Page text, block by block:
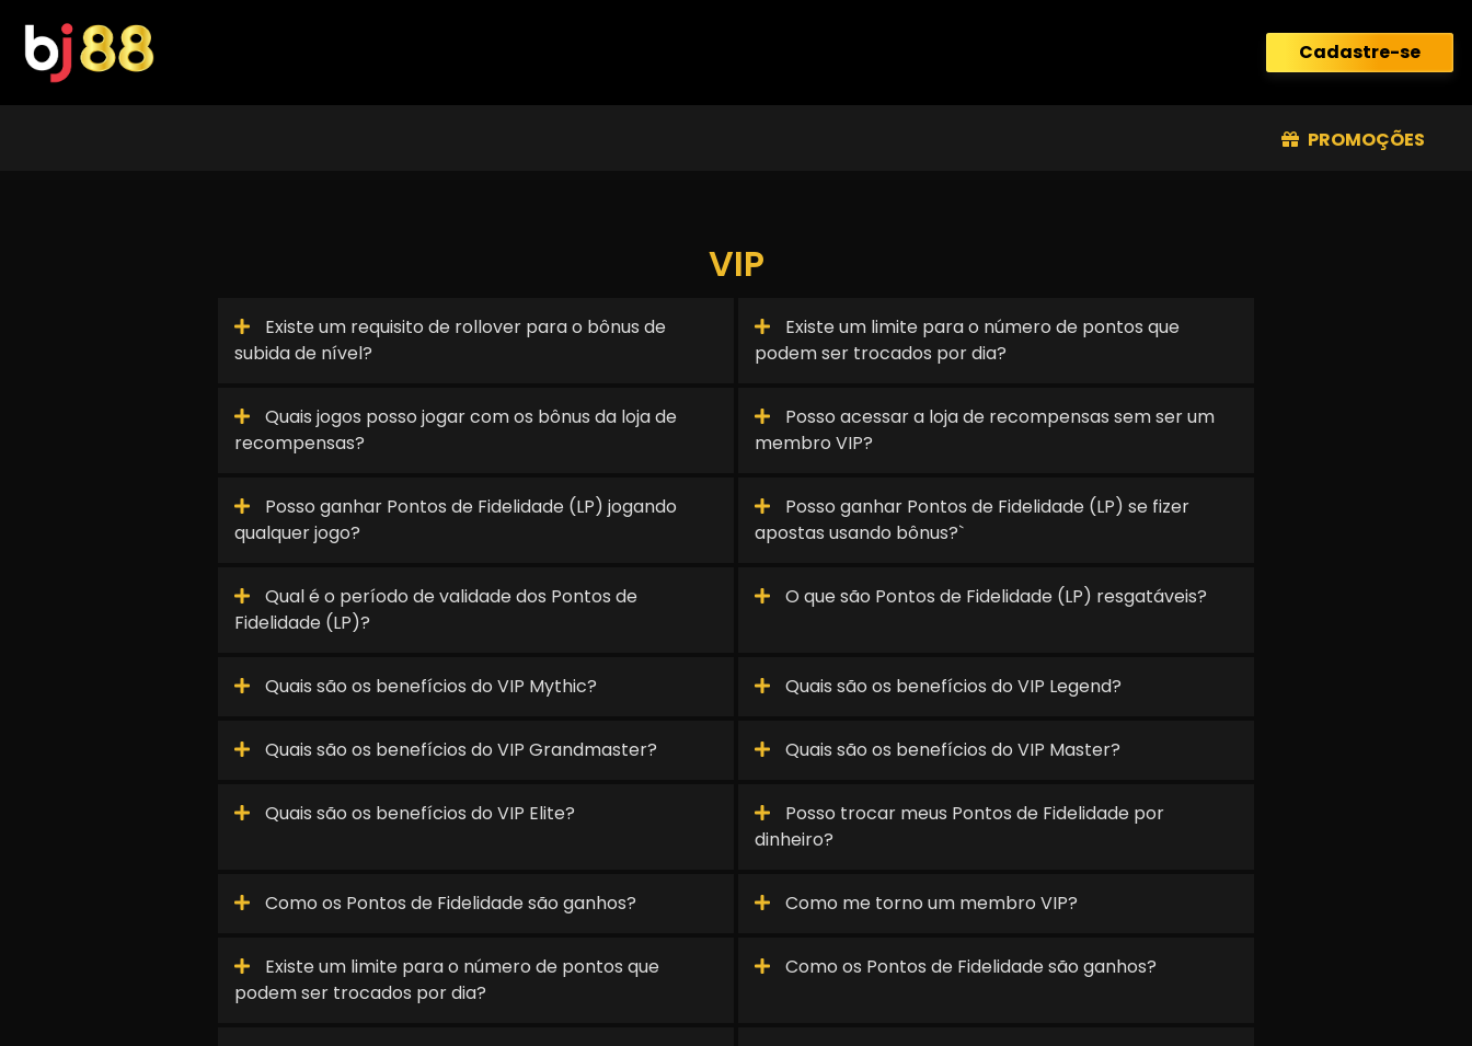
content
Cadastre-se
PROMOÇÕES
VIP
Existe um requisito de rollover para o bônus de
subida de nível?
Existe um limite para o número de pontos que
podem ser trocados por dia?
Quais jogos posso jogar com os bônus da loja de
recompensas?
Posso acessar a loja de recompensas sem ser um
membro VIP?
Posso ganhar Pontos de Fidelidade (LP) jogando
qualquer jogo?
Posso ganhar Pontos de Fidelidade (LP) se fizer
apostas usando bônus?`
Qual é o período de validade dos Pontos de
Fidelidade (LP)?
O que são Pontos de Fidelidade (LP) resgatáveis?
Quais são os benefícios do VIP Mythic? Quais são os benefícios do VIP Legend?
Quais são os benefícios do VIP Grandmaster? Quais são os benefícios do VIP Master?
Quais são os benefícios do VIP Elite?
Posso trocar meus Pontos de Fidelidade por
dinheiro?
Como os Pontos de Fidelidade são ganhos? Como me torno um membro VIP?
Existe um limite para o número de pontos que
podem ser trocados por dia?
Como os Pontos de Fidelidade são ganhos?